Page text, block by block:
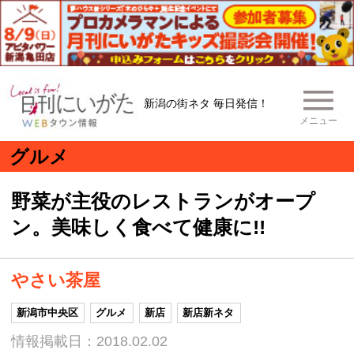
新潟の街ネタ 毎日発信！
メニュー
グルメ
野菜が主役のレストランがオープ
ン。美味しく食べて健康に!!
やさい茶屋
新潟市中央区 グルメ 新店 新店新ネタ
情報掲載日：2018.02.02